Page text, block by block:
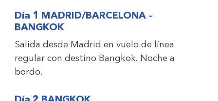
Día 1 MADRID/BARCELONA –
BANGKOK
Salida desde Madrid en vuelo de línea
regular con destino Bangkok. Noche a
bordo.